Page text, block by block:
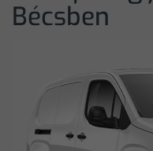
Bécsben